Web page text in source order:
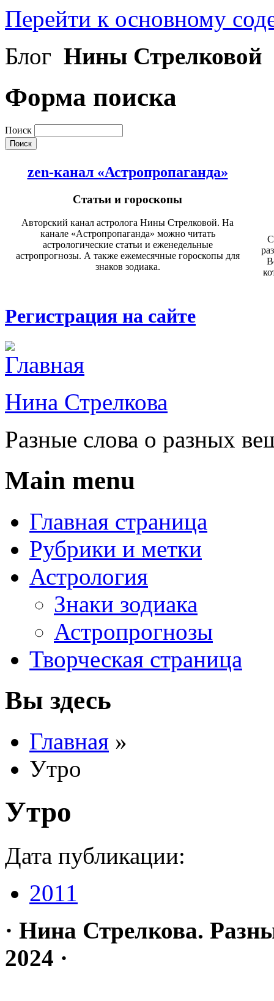
Перейти к основному
Блог Нины Стрелковой
Форма поиска
Поиск
zen-канал «Астропропаганда»
Статьи и гороскопы
Авторский канал астролога Нины Стрелковой. На
канале «Астропропаганда» можно читать
астрологические статьи и еженедельные
астропрогнозы. А также ежемесячные гороскопы для
знаков зодиака.
Регистрация на сайте
Нина Стрелкова
Разные слова о разных
Main menu
Главная страница
Рубрики и метки
Астрология
Знаки зодиака
Астропрогнозы
Творческая страница
Вы здесь
Главная »
Утро
Утро
Дата публикации:
2011
· Нина Стрелкова.
2024 ·